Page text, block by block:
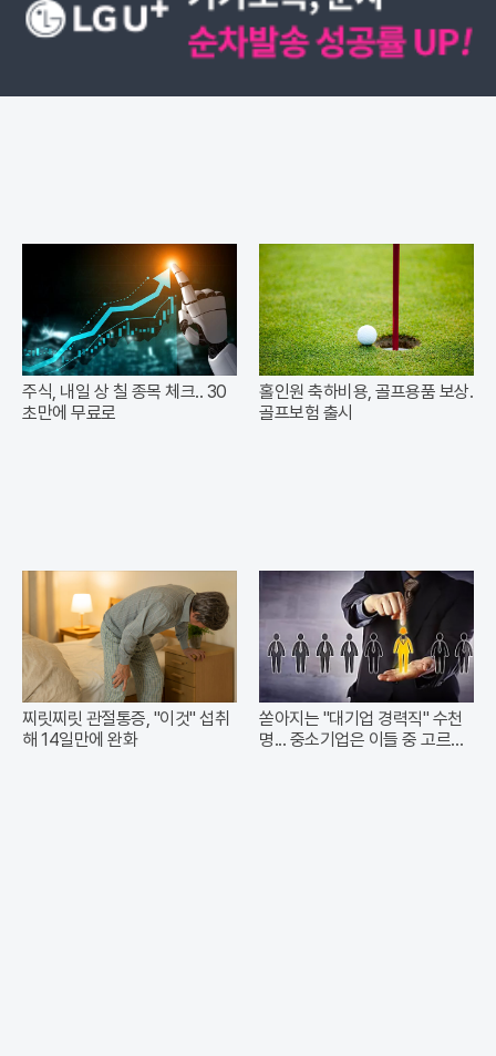
주식, 내일 상 칠 종목 체크.. 30
초만에 무료로
홀인원 축하비용, 골프용품 보상.
골프보험 출시
찌릿찌릿 관절통증, "이것" 섭취
해 14일만에 완화
쏟아지는 "대기업 경력직" 수천
명... 중소기업은 이들 중 고르면